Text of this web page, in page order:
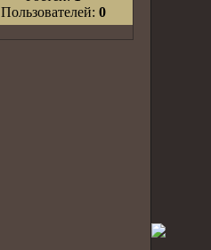
Пользователей: 0